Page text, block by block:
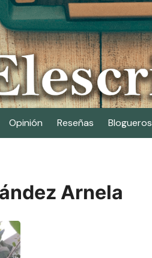
Opinión Reseñas Blogueros
Arnela